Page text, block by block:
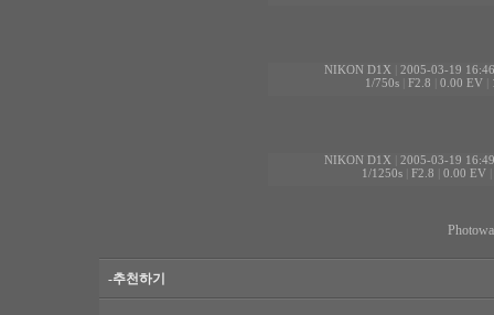
NIKON D1X
2005-03-19
1/750s| F2.8 0.00 EV|
NIKON D1X
2005-03-19
1/1250s| F2.8 0.00 EV|
-추천하기